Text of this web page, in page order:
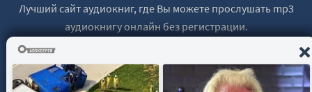
Лучший сайт аудиокниг, где Вы можете прослушать mp3
аудиокнигу онлайн без регистрации.